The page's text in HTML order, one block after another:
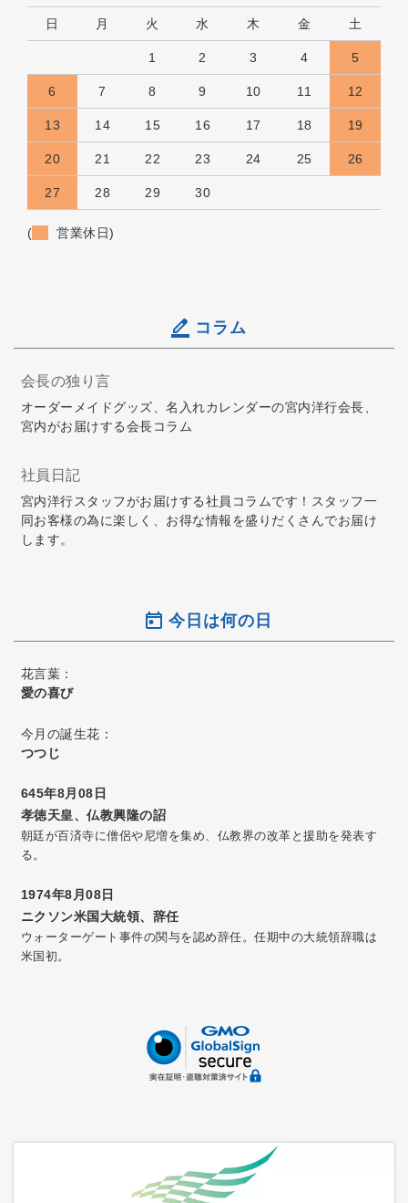
日 月 火 水 木 金 土
1 2 3 4 5
6 7 8 9 10 11 12
13 14 15 16 17 18 19
20 21 22 23 24 25 26
27 28 29 30
( 営業休日)
コラム
会長の独り言
オーダーメイドグッズ、名入れカレンダーの宮内洋行会長、
宮内がお届けする会長コラム
社員日記
宮内洋行スタッフがお届けする社員コラムです！スタッフ一
同お客様の為に楽しく、お得な情報を盛りだくさんでお届け
します。
今日は何の日
花言葉：
愛の喜び
今月の誕生花：
つつじ
645年8月08日
孝徳天皇、仏教興隆の詔
朝廷が百済寺に僧侶や尼増を集め、仏教界の改革と援助を発表す
る。
1974年8月08日
ニクソン米国大統領、辞任
ウォーターゲート事件の関与を認め辞任。任期中の大統領辞職は
米国初。